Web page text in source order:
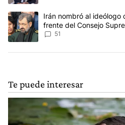
Un artículo de tendencia con el
Irán nombró al ideólogo
frente del Consejo
51